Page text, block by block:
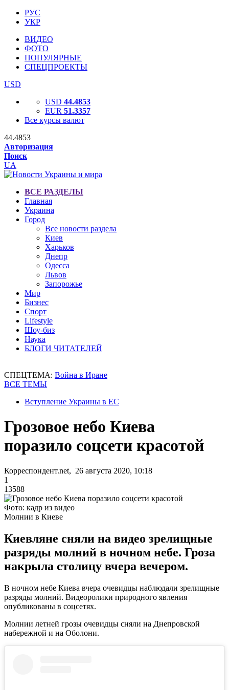
РУС
УКР
ВИДЕО
ФОТО
ПОПУЛЯРНЫЕ
СПЕЦПРОЕКТЫ
USD
USD 44.4853
EUR 51.3357
Все курсы валют
44.4853
Авторизация
Поиск
UA
ВСЕ РАЗДЕЛЫ
Главная
Украина
Город
Все новости раздела
Киев
Харьков
Днепр
Одесса
Львов
Запорожье
Мир
Бизнес
Спорт
Lifestyle
Шоу-биз
Наука
БЛОГИ ЧИТАТЕЛЕЙ
СПЕЦТЕМА: Война в Иране
ВСЕ ТЕМЫ
Вступление Украины в ЕС
Грозовое небо Киева
поразило соцсети красотой
Корреспондент.net, 26 августа 2020, 10:18
1
13588
Фото: кадр из видео
Молнии в Киеве
Киевляне сняли на видео зрелищные
разряды молний в ночном небе. Гроза
накрыла столицу вчера вечером.
В ночном небе Киева вчера очевидцы наблюдали зрелищные
разряды молний. Видеоролики природного явления
опубликованы в соцсетях.
Молнии летней грозы очевидцы сняли на Днепровской
набережной и на Оболони.